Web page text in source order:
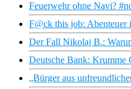
Feuerwehr ohne Navi?
F@ck this job: Abenteuer
Der Fall Nikolaj B.:
Deutsche Bank: Krumme
„Bürger aus